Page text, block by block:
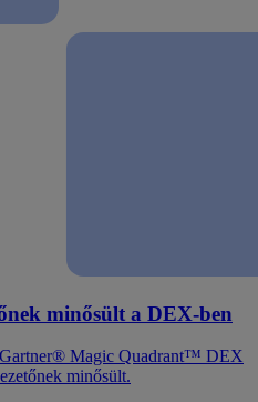
minősült a DEX-ben
Magic Quadrant™ DEX
minősült.